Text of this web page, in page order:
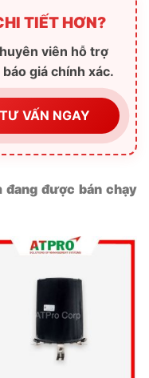
TIẾT HƠN?
viên hỗ trợ
giá chính xác.
VẤN NGAY
đang được bán chạy